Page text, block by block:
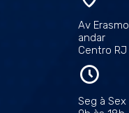
Av
andar
Centro
Seg à Sex